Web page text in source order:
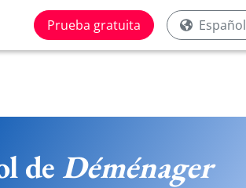
Prueba gratuita Español
de Déménager